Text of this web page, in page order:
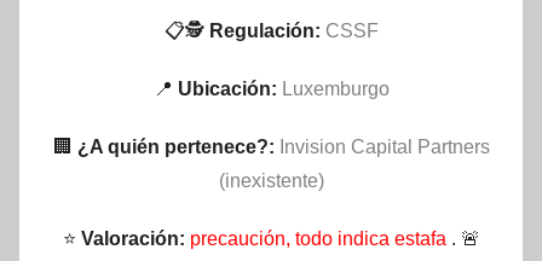
📋🕵 Regulación: CSSF
📍 Ubicación: Luxemburgo
🏢 ¿A quién pertenece?: Invision Capital Partners
(inexistente)
⭐ Valoración: precaución, todo indica estafa . 🚨